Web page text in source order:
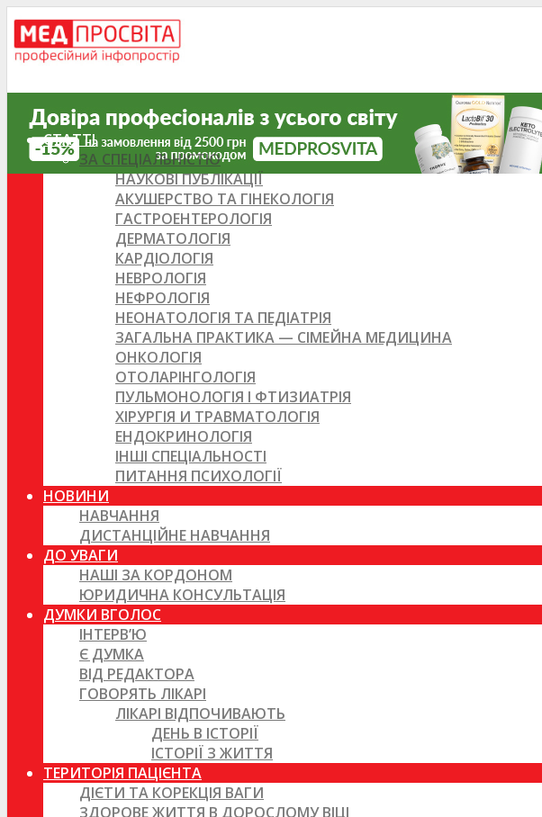
СТАТТІ
ЗА СПЕЦІАЛЬНІСТЮ
НАУКОВІ ПУБЛІКАЦІЇ
АКУШЕРСТВО ТА ГІНЕКОЛОГІЯ
ГАСТРОЕНТЕРОЛОГІЯ
ДЕРМАТОЛОГІЯ
КАРДІОЛОГІЯ
НЕВРОЛОГІЯ
НЕФРОЛОГІЯ
НЕОНАТОЛОГІЯ ТА ПЕДІАТРІЯ
ЗАГАЛЬНА ПРАКТИКА — СІМЕЙНА МЕДИЦИНА
ОНКОЛОГІЯ
ОТОЛАРІНГОЛОГІЯ
ПУЛЬМОНОЛОГІЯ І ФТИЗИАТРІЯ
ХІРУРГІЯ И ТРАВМАТОЛОГІЯ
ЕНДОКРИНОЛОГІЯ
ІНШІ СПЕЦІАЛЬНОСТІ
ПИТАННЯ ПСИХОЛОГІЇ
НОВИНИ
НАВЧАННЯ
ДИСТАНЦІЙНЕ НАВЧАННЯ
ДО УВАГИ
НАШІ ЗА КОРДОНОМ
ЮРИДИЧНА КОНСУЛЬТАЦІЯ
ДУМКИ ВГОЛОС
ІНТЕРВ’Ю
Є ДУМКА
ВІД РЕДАКТОРА
ГОВОРЯТЬ ЛІКАРІ
ЛІКАРІ ВІДПОЧИВАЮТЬ
ДЕНЬ В ІСТОРІЇ
ІСТОРІЇ З ЖИТТЯ
ТЕРИТОРІЯ ПАЦІЄНТА
ДІЄТИ ТА КОРЕКЦІЯ ВАГИ
ЗДОРОВЕ ЖИТТЯ В ДОРОСЛОМУ ВІЦІ